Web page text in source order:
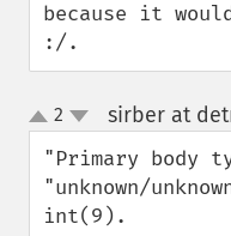
because it
:/.
up
down
2 sirber at
"Primary body
"unknown/
int(9).